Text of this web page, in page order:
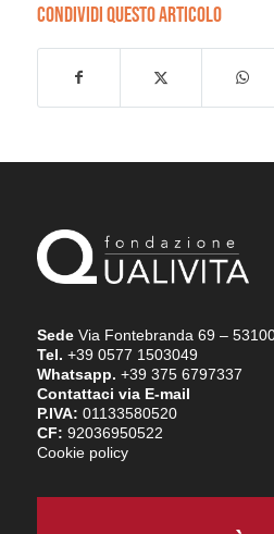
CONDIVIDI QUESTO ARTICOLO
SedeVia Fontebranda 69 –
Tel. +39 0577 1503049
Whatsapp. +39 375 6797337
Contattaci via E-mail
P.IVA: 01133580520
CF: 92036950522
Cookie policy